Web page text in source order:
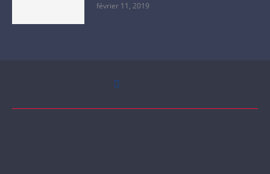
février 11, 2019